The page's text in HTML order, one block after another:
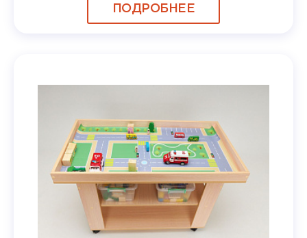
ПОДРОБНЕЕ